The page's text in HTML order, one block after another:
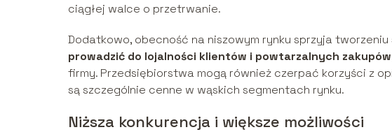
ciągłej walce o przetrwanie.
Dodatkowo, obecność na niszowym rynku sprzyja tworzeniu
prowadzić do lojalności klientów i powtarzalnych zakupów
firmy. Przedsiębiorstwa mogą również czerpać korzyści z
są szczególnie cenne w wąskich segmentach rynku.
Niższa konkurencja i większe możliwości